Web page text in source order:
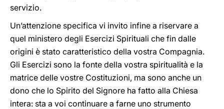
servizio.
Un’attenzione specifica vi invito infine a riservare a
quel ministero degli Esercizi Spirituali che fin dalle
origini è stato caratteristico della vostra Compagnia.
Gli Esercizi sono la fonte della vostra spiritualità e la
matrice delle vostre Costituzioni, ma sono anche un
dono che lo Spirito del Signore ha fatto alla Chiesa
intera: sta a voi continuare a farne uno strumento